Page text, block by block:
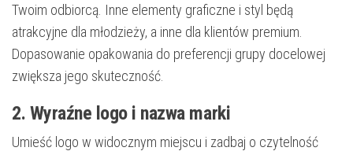
Twoim odbiorcą. Inne elementy graficzne i styl będą
atrakcyjne dla młodzieży, a inne dla klientów premium.
Dopasowanie opakowania do preferencji grupy docelowej
zwiększa jego skuteczność.
2. Wyraźne logo i nazwa marki
Umieść logo w widocznym miejscu i zadbaj o czytelność